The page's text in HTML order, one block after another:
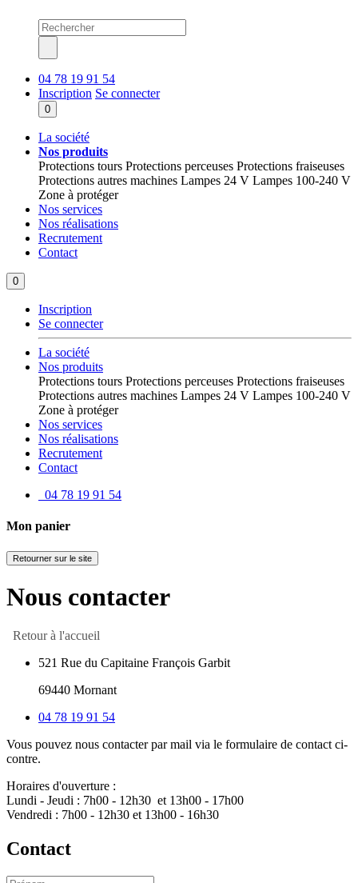
04 78 19 91 54
Inscription Se connecter
0
La société
Nos produits
Protections tours Protections perceuses Protections fraiseuses
Protections autres machines Lampes 24 V Lampes 100-240 V
Zone à protéger
Nos services
Nos réalisations
Recrutement
Contact
0
Inscription
Se connecter
La société
Nos produits
Protections tours Protections perceuses Protections fraiseuses
Protections autres machines Lampes 24 V Lampes 100-240 V
Zone à protéger
Nos services
Nos réalisations
Recrutement
Contact
04 78 19 91 54
Mon panier
Retourner sur le site
Nous contacter
Retour à l'accueil
521 Rue du Capitaine François Garbit
69440 Mornant
04 78 19 91 54
Vous pouvez nous contacter par mail via le formulaire de contact ci-
contre.
Horaires d'ouverture :
Lundi - Jeudi : 7h00 - 12h30 et 13h00 - 17h00
Vendredi : 7h00 - 12h30 et 13h00 - 16h30
Contact